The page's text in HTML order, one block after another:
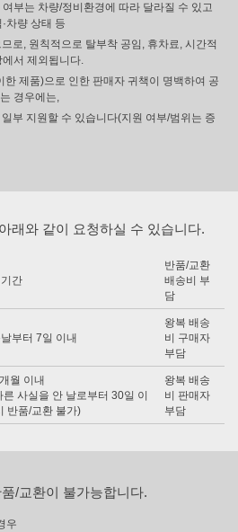
부는 차량/정비환경에 따라 달라질 수 있고
차량 상태 등
로, 원칙적으로 탈부착 공임, 휴차료, 시간적
서 제외됩니다.
제품)으로 인한 판매자 귀책이 명백하여 공
경우에는,
부 지원할 수 있습니다(지원 여부/범위는 증
래와 같이 요청하실 수 있습니다.
간
반품/교환
배송비 부
담
부터 7일 이내
왕복 배송
비 구매자
부담
월 이내
사실을 안 날로부터 30일 이
반품/교환 불가)
왕복 배송
비 판매자
부담
/교환이 불가능합니다.
우